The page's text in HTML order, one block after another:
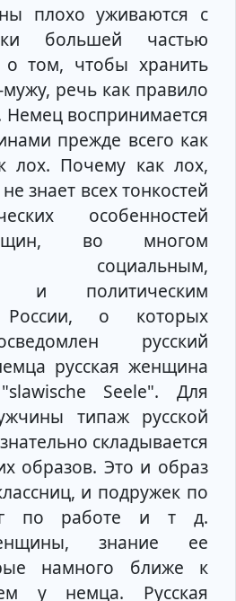
плохо уживаются с
большей частью
о том, чтобы хранить
речь как правило
воспринимается
прежде всего как
лох. Почему как лох,
знает всех тонкостей
особенностей
во многом
социальным,
и политическим
о которых
русский
русская женщина
Seele". Для
типаж русской
складывается
образов. Это и образ
и подружек по
по работе и т д.
знание ее
намного ближе к
у немца. Русская